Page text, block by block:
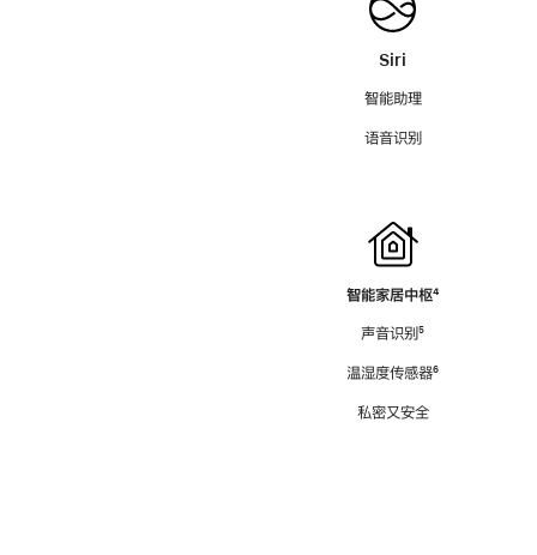
Siri
智能助理
语音识别
智能家居中枢脚
⁴
声音识别脚
⁵
温湿度传感器脚
⁶
私密又安全